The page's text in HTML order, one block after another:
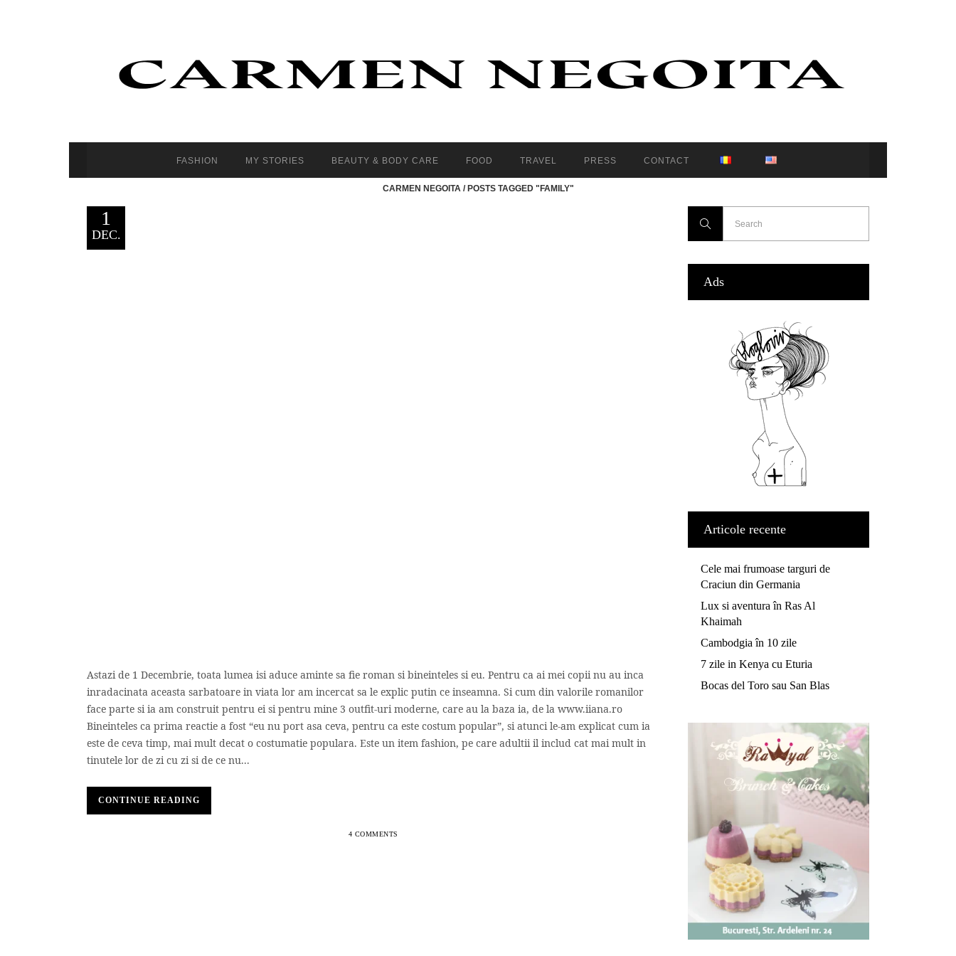
FASHION MY STORIES BEAUTY & BODY CARE FOOD TRAVEL PRESS CONTACT
CARMEN NEGOITA /POSTS TAGGED "FAMILY"
1
DEC.
Astazi de 1 Decembrie, toata lumea isi aduce aminte sa fie roman si bineinteles si eu. Pentru ca ai mei copii nu au inca
inradacinata aceasta sarbatoare in viata lor am incercat sa le explic putin ce inseamna. Si cum din valorile romanilor
face parte si ia am construit pentru ei si pentru mine 3 outfit-uri moderne, care au la baza ia, de la www.iiana.ro
Bineinteles ca prima reactie a fost “eu nu port asa ceva, pentru ca este costum popular”, si atunci le-am explicat cum ia
este de ceva timp, mai mult decat o costumatie populara. Este un item fashion, pe care adultii il includ cat mai mult in
tinutele lor de zi cu zi si de ce nu...
CONTINUE READING
4 COMMENTS
Ads
Articole recente
Cele mai frumoase targuri de
Craciun din Germania
Lux si aventura în Ras Al
Khaimah
Cambodgia în 10 zile
7 zile in Kenya cu Eturia
Bocas del Toro sau San Blas